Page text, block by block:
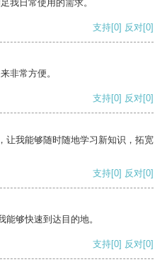
我日常使用的需求。
支持[0] 反对[0]
非常方便。
支持[0] 反对[0]
让我能够随时随地学习新知识，拓宽
支持[0] 反对[0]
够快速到达目的地。
支持[0] 反对[0]